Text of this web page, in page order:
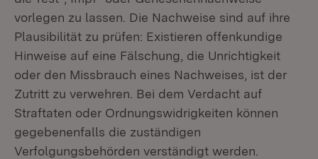
vorlegen zu lassen. Die Nachweise sind auf ihre
Plausibilität zu prüfen: Existieren offenkundige
Hinweise auf eine Fälschung, die Unrichtigkeit
oder den Missbrauch eines Nachweises, ist der
Zutritt zu verwehren. Bei dem Verdacht auf
Straftaten oder Ordnungswidrigkeiten können
gegebenenfalls die zuständigen
Verfolgungsbehörden verständigt werden.